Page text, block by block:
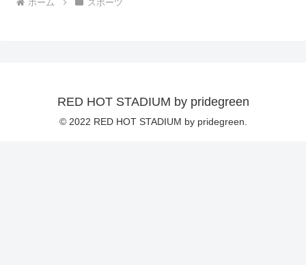
ホーム スポーツ
RED HOT STADIUM by pridegreen
© 2022 RED HOT STADIUM by pridegreen.